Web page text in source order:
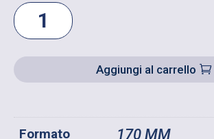
SPAZZOLONE
MANUALE
SETOLA
SINTETICA
-
170
Aggiungi al carrello
Formato 170 MM